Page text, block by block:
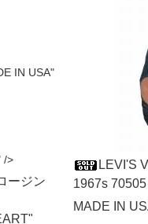
IN USA"
/>
ージン
LEVI'S
1967s
MADE IN